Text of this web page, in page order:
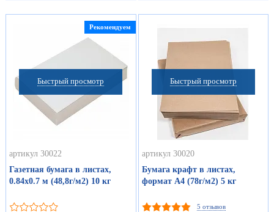
Быстрый просмотр
Рекомендуем
артикул 30022
Газетная бумага в листах,
0.84х0.7 м (48,8г/м2) 10 кг
Быстрый просмотр
артикул 30020
Бумага крафт в листах,
формат А4 (78г/м2) 5 кг
5 отзывов